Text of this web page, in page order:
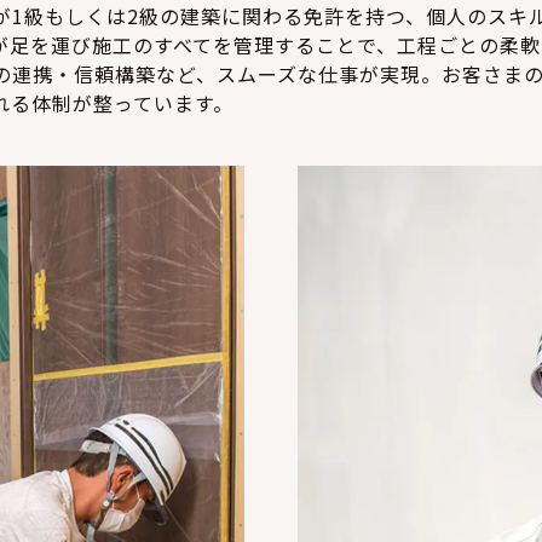
1級もしくは2級の建築に関わる免許を持つ、個人のスキ
足を運び施工のすべてを管理することで、工程ごとの柔
連携・信頼構築など、スムーズな仕事が実現。お客さま
体制が整っています。